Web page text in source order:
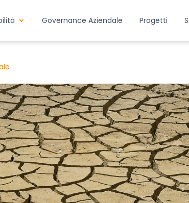
Governance Aziendale Progetti